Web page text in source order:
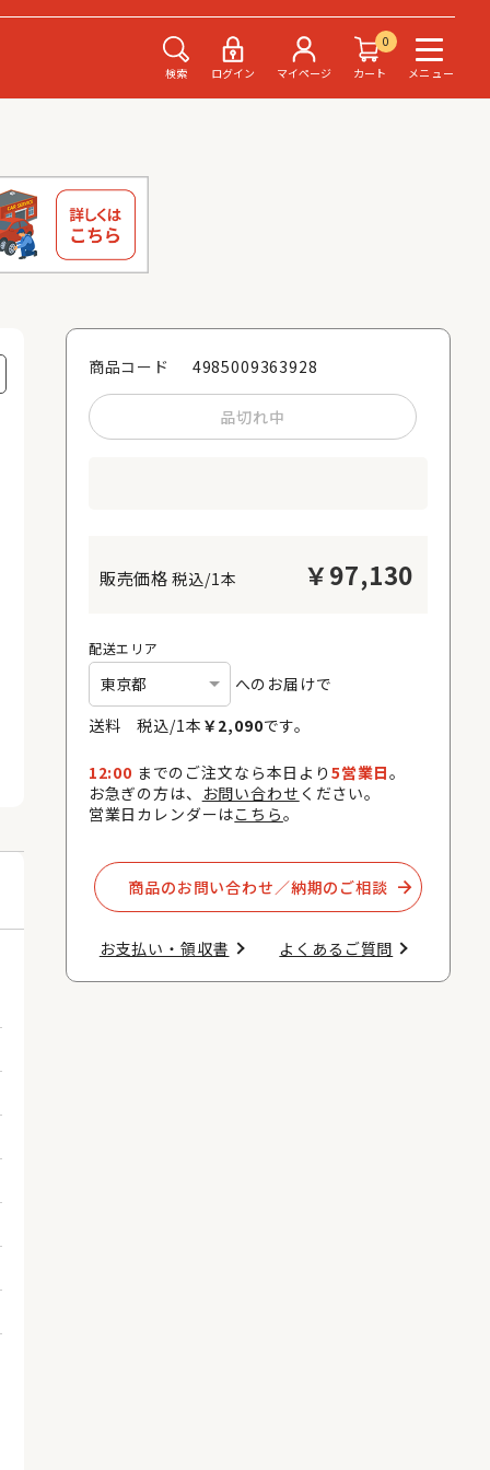
検索 ログイン マイページ
0
カート
メニュー
商品コード 4985009363928
品切れ中
税込/1本 ￥97,130
配送エリア
へのお届けで
送料 税込/1本 ￥2,090です。
12:00 までのご注文なら本日より 5営業日。
お急ぎの方は、
お問い合わせ ください。
営業日カレンダーはこちら。
商品のお問い合わせ／納期のご相談​
お支払い・領収書​ よくあるご質問​